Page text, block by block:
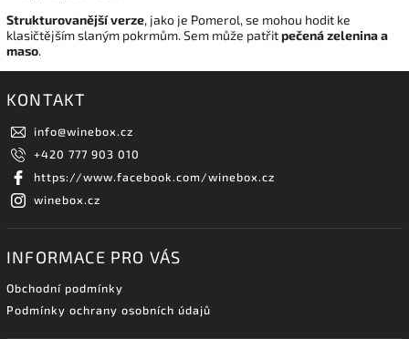
Strukturovanější verze, jako je Pomerol, se mohou hodit ke
klasičtějším slaným pokrmům. Sem může patřitpečená zelenina a
maso.
KONTAKT
info@winebox.cz
+420 777 903 010
https://www.facebook.com/winebox.cz
winebox.cz
INFORMACE PRO VÁS
Obchodní podmínky
Podmínky ochrany osobních údajů